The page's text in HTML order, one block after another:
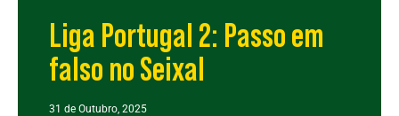
Liga Portugal 2: Passo em
falso no Seixal
31 de Outubro, 2025